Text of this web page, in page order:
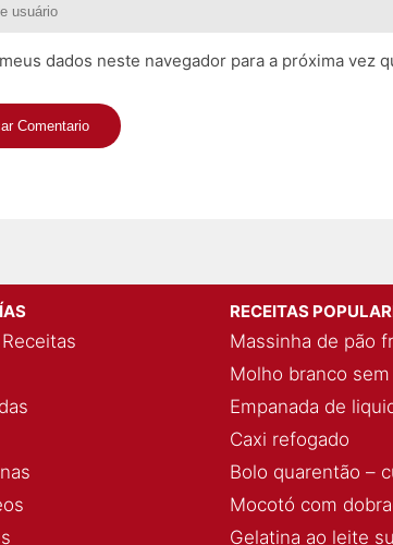
dados neste navegador para a próxima vez
RECEITAS
Massinha de pão
Molho branco
Empanada de
Caxi refogado
Bolo quarentão –
Mocotó com
Gelatina ao leite